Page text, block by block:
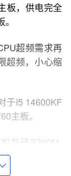
板，供电完全
超频需求再
超频，小心缩
于i5 14600KF
主板。
华硕B760M-
，这些型号主
下型号完全没